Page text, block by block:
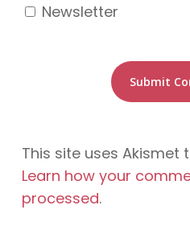
Newsletter
This site uses Akismet
Learn how your
processed.